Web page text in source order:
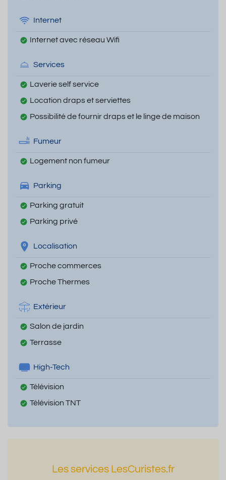
Internet
Internet avec réseau Wifi
Services
Laverie self service
Location draps et serviettes
Possibilité de fournir draps et le linge de maison
Fumeur
Logement non fumeur
Parking
Parking gratuit
Parking privé
Localisation
Proche commerces
Proche Thermes
Extérieur
Salon de jardin
Terrasse
High-Tech
Télévision
Télévision TNT
Les services LesCuristes.fr